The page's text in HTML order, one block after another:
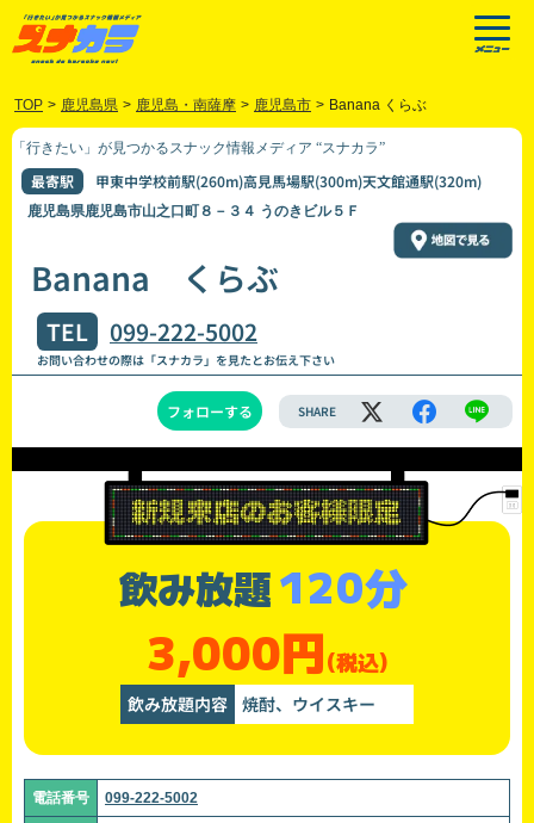
TOP > 鹿児島県 > 鹿児島・南薩摩 > 鹿児島市 > Banana くらぶ
「行きたい」が見つかるスナック情報メディア “スナカラ”
最寄駅 甲東中学校前駅(260m)高見馬場駅(300m)天文館通駅(320m)
鹿児島県鹿児島市山之口町８－３４ うのきビル５Ｆ
Banana くらぶ
TEL 099-222-5002
お問い合わせの際は「スナカラ」を見たとお伝え下さい
フォローする SHARE
飲み放題120分
3,000円(税込)
飲み放題内容 焼酎、ウイスキー
電話番号 099-222-5002